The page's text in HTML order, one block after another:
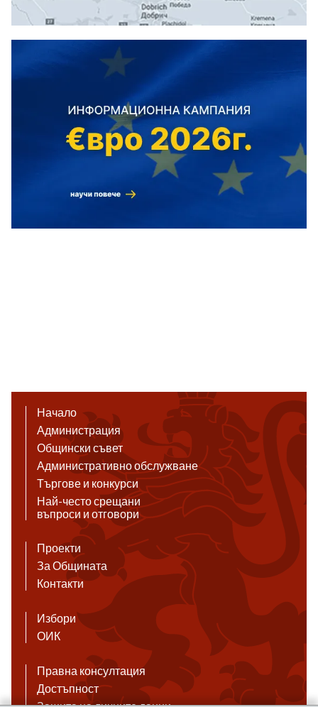
Начало
Администрация
Общински съвет
Административно обслужване
Търгове и конкурси
Най-често срещани
въпроси и отговори
Проекти
За Общината
Контакти
Избори
ОИК
Правна консултация
Достъпност